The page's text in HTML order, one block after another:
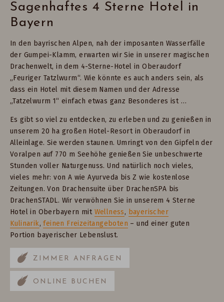
Sagenhaftes 4 Sterne Hotel in
Bayern
In den bayrischen Alpen, nah der imposanten Wasserfälle
der Gumpei-Klamm, erwarten wir Sie in unserer magischen
Drachenwelt, in dem 4-Sterne-Hotel in Oberaudorf
„Feuriger Tatzlwurm“. Wie könnte es auch anders sein, als
dass ein Hotel mit diesem Namen und der Adresse
„Tatzelwurm 1“ einfach etwas ganz Besonderes ist …
Es gibt so viel zu entdecken, zu erleben und zu genießen in
unserem 20 ha großen Hotel-Resort in Oberaudorf in
Alleinlage. Sie werden staunen. Umringt von den Gipfeln der
Voralpen auf 770 m Seehöhe genießen Sie unbeschwerte
Stunden voller Naturgenuss.Und natürlich noch vieles,
vieles mehr: von A wie Ayurveda bis Z wie kostenlose
Zeitungen. Von Drachensuite über DrachenSPA bis
DrachenSTADL. Wir verwöhnen Sie in unserem 4 Sterne
Hotel in Oberbayern mit Wellness, bayerischer
Kulinarik,feinen Freizeitangeboten – und einer guten
Portion bayerischer Lebenslust.
ZIMMER ANFRAGEN
ONLINE BUCHEN